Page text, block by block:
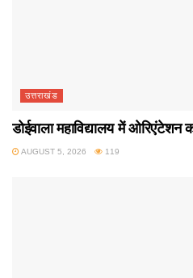
उत्तराखंड
डोईवाला महाविद्यालय में ओरिएंटेशन
AUGUST 5, 2026 119